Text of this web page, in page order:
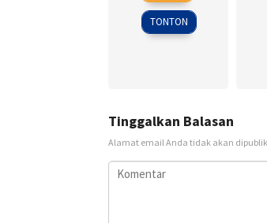
1945
TONTON
Tinggalkan Balasan
Alamat email Anda tidak akan